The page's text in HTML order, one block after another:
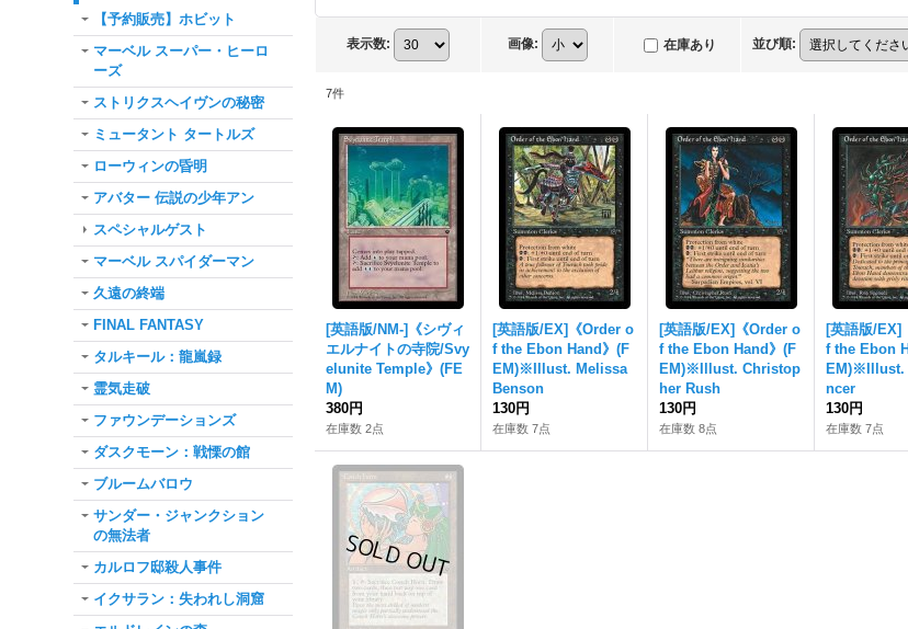
【予約販売】ホビット
マーベル スーパー・ヒーロ
ーズ
ストリクスヘイヴンの秘密
ミュータント タートルズ
ローウィンの昏明
アバター 伝説の少年アン
スペシャルゲスト
マーベル スパイダーマン
久遠の終端
FINAL FANTASY
タルキール：龍嵐録
霊気走破
ファウンデーションズ
ダスクモーン：戦慄の館
ブルームバロウ
サンダー・ジャンクション
の無法者
カルロフ邸殺人事件
イクサラン：失われし洞窟
表示数: 画像: 在庫あり 並び順:
7件
[英語版/NM-]《シヴィ
エルナイトの寺院/Svy
elunite Temple》(FE
M)
380円
在庫数 2点
[英語版/EX]《Order o
f the Ebon Hand》(F
EM)※Illust. Melissa
Benson
130円
在庫数 7点
[英語版/EX]《Order o
f the Ebon Hand》(F
EM)※Illust. Christop
her Rush
130円
在庫数 8点
[英語版/EX]
f the Ebon
EM)※Illust.
ncer
130円
在庫数 7点